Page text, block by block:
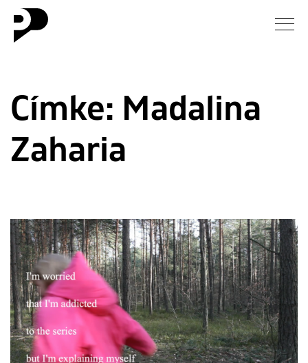
Galéria
Rólunk
ENGLISH
Címke: Madalina
Zaharia